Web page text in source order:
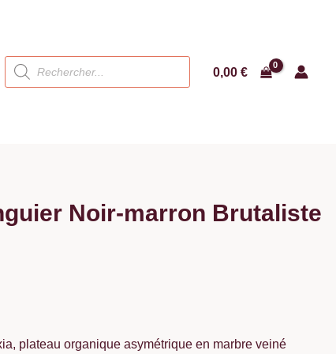
Recherche
de
produits
0,00 €
Noir-marron Brutaliste
plateau organique asymétrique en marbre veiné